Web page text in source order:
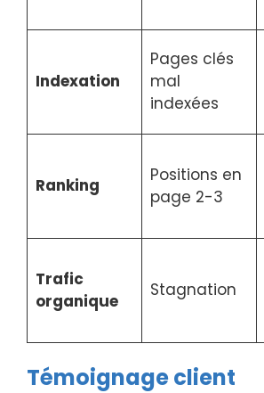
Indexation
Pages clés
mal
indexées
Ranking
Positions en
page 2-3
Trafic
organique
Stagnation
Témoignage client